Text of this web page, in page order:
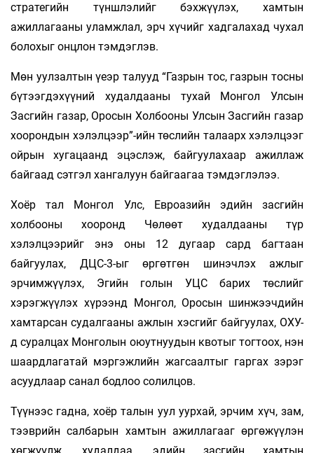
стратегийн түншлэлийг бэхжүүлэх, хамтын
ажиллагааны уламжлал, эрч хүчийг хадгалахад чухал
болохыг онцлон тэмдэглэв.
Мөн уулзалтын үеэр талууд “Газрын тос, газрын тосны
бүтээгдэхүүний худалдааны тухай Монгол Улсын
Засгийн газар, Оросын Холбооны Улсын Засгийн газар
хоорондын хэлэлцээр”-ийн төслийн талаарх хэлэлцээг
ойрын хугацаанд эцэслэж, байгуулахаар ажиллаж
байгаад сэтгэл хангалуун байгаагаа тэмдэглэлээ.
Хоёр тал Монгол Улс, Евроазийн эдийн засгийн
холбооны хооронд Чөлөөт худалдааны түр
хэлэлцээрийг энэ оны 12 дугаар сард багтаан
байгуулах, ДЦС-3-ыг өргөтгөн шинэчлэх ажлыг
эрчимжүүлэх, Эгийн голын УЦС барих төслийг
хэрэгжүүлэх хүрээнд Монгол, Оросын шинжээчдийн
хамтарсан судалгааны ажлын хэсгийг байгуулах, ОХУ-
д суралцах Монголын оюутнуудын квотыг тогтоох, нэн
шаардлагатай мэргэжлийн жагсаалтыг гаргах зэрэг
асуудлаар санал бодлоо солилцов.
Түүнээс гадна, хоёр талын уул уурхай, эрчим хүч, зам,
тээврийн салбарын хамтын ажиллагааг өргөжүүлэн